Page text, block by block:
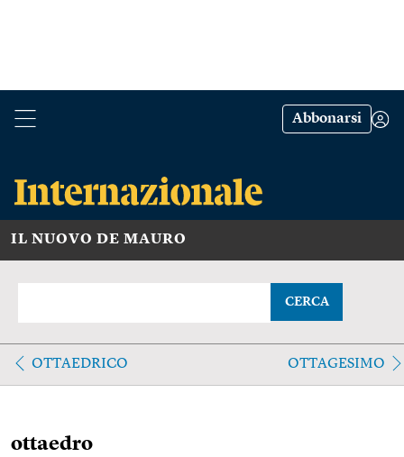
Abbonarsi
IL NUOVO DE MAURO
CERCA
OTTAEDRICO OTTAGESIMO
ottaedro